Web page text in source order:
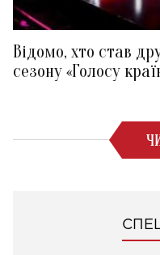
Відомо, хто став
сезону «Голосу